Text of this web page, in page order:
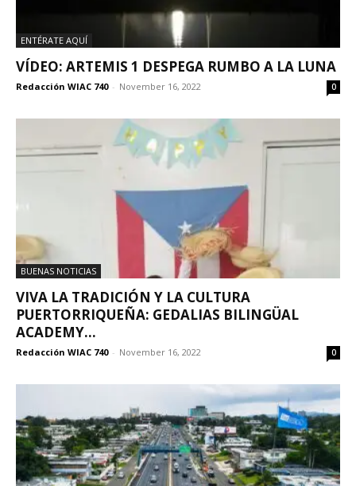
ENTÉRATE AQUÍ
VÍDEO: ARTEMIS 1 DESPEGA RUMBO A LA LUNA
Redacción WIAC 740 - November 16, 2022 0
BUENAS NOTICIAS
VIVA LA TRADICIÓN Y LA CULTURA
PUERTORRIQUEÑA: GEDALIAS BILINGÜAL
ACADEMY...
Redacción WIAC 740 - November 16, 2022 0